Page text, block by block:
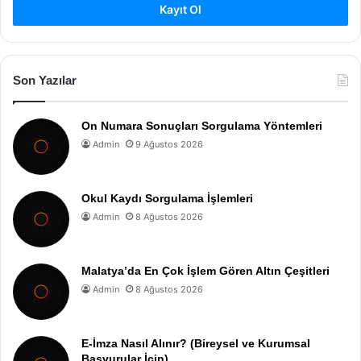
Kayıt Ol
Son Yazılar
On Numara Sonuçları Sorgulama Yöntemleri
Admin 9 Ağustos 2026
Okul Kaydı Sorgulama İşlemleri
Admin 8 Ağustos 2026
Malatya’da En Çok İşlem Gören Altın Çeşitleri
Admin 8 Ağustos 2026
E-İmza Nasıl Alınır? (Bireysel ve Kurumsal
Başvurular İçin)